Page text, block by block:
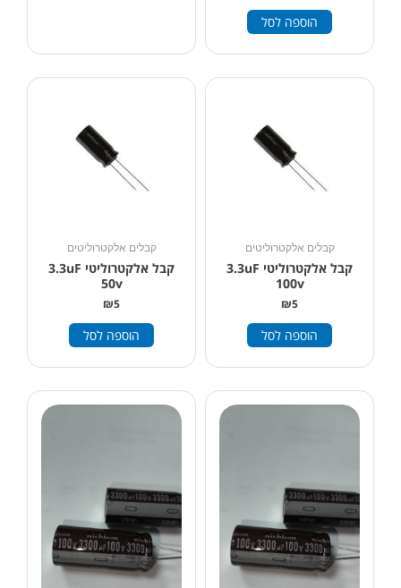
הוספה לסל
קבלים אלקטרוליטים
קבל אלקטרוליטי 3.3uF
100v
₪5
הוספה לסל
קבלים אלקטרוליטים
קבל אלקטרוליטי 3.3uF
50v
₪5
הוספה לסל